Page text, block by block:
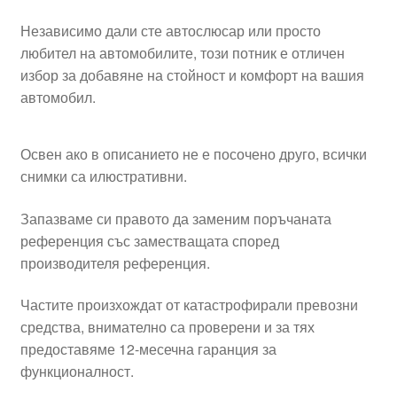
Независимо дали сте автослюсар или просто
любител на автомобилите, този потник е отличен
избор за добавяне на стойност и комфорт на вашия
автомобил.
Освен ако в описанието не е посочено друго, всички
снимки са илюстративни.
Запазваме си правото да заменим поръчаната
референция със заместващата според
производителя референция.
Частите произхождат от катастрофирали превозни
средства, внимателно са проверени и за тях
предоставяме 12-месечна гаранция за
функционалност.